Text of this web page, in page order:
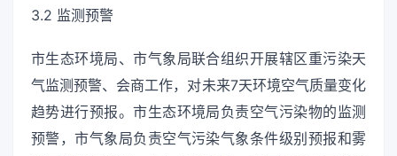
3.2 监测预警
市生态环境局、市气象局联合组织开展辖区重污染天
气监测预警、会商工作，对未来7天环境空气质量变化
趋势进行预报。市生态环境局负责空气污染物的监测
预警，市气象局负责空气污染气象条件级别预报和雾